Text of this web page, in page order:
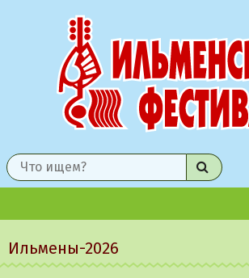
Найти
меню
Ильмены-2026